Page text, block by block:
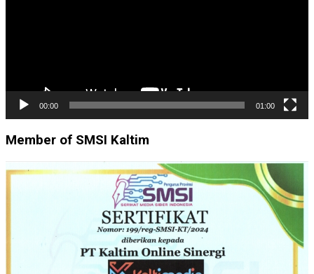
00:00 01:00
Member of SMSI Kaltim